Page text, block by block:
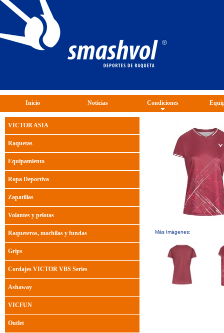
Inicio Noticias Condiciones
Más Imágenes:
VICTOR ASIA
Raquetas
Equipamiento
Ropa Deportiva
Zapatillas
Volantes y pelotas
Raqueteros, mochilas y fundas
Grips
Cordajes VICTOR VBS Series
Ashaway
VICFUN
Outlet